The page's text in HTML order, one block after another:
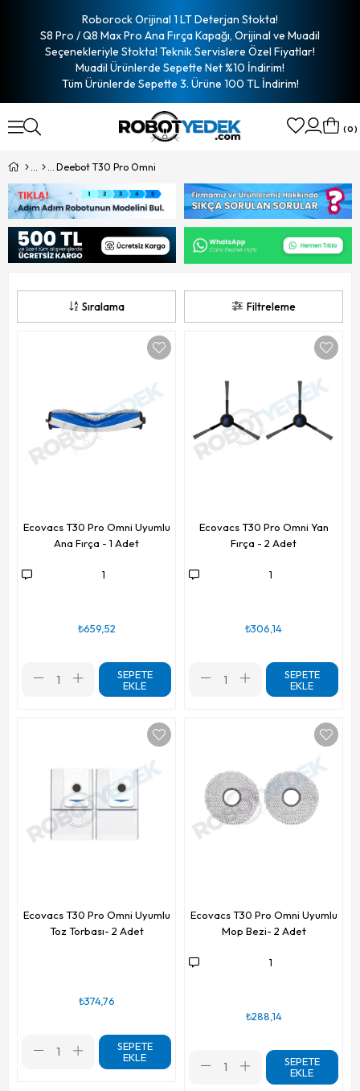
Roborock Orijinal 1 LT Deterjan Stokta!
S8 Pro / Q8 Max Pro Ana Fırça Kapağı, Orijinal ve Muadil
Seçenekleriyle Stokta! Teknik Servislere Özel Fiyatlar!
Muadil Ürünlerde Sepette Net %10 İndirim!
Tüm Ürünlerde Sepette 3. Ürüne 100 TL İndirim!
0
Deebot T30 Pro Omni
Filtreleme
Sıralama
Ecovacs T30 Pro Omni Uyumlu
Ana Fırça - 1 Adet
1
₺659,52
SEPETE
EKLE
Ecovacs T30 Pro Omni Yan
Fırça - 2 Adet
1
₺306,14
SEPETE
EKLE
Ecovacs T30 Pro Omni Uyumlu
Toz Torbası- 2 Adet
₺374,76
SEPETE
EKLE
Ecovacs T30 Pro Omni Uyumlu
Mop Bezi- 2 Adet
1
₺288,14
SEPETE
EKLE